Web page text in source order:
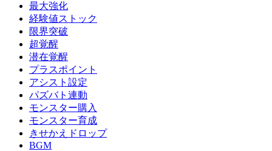
最大強化
経験値ストック
限界突破
超覚醒
潜在覚醒
プラスポイント
アシスト設定
パズバト連動
モンスター購入
モンスター育成
きせかえドロップ
BGM